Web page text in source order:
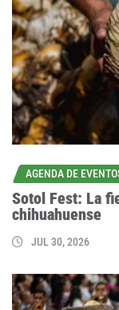
AGENDA DE
Sotol Fest: La
chihuahuense
JUL 30, 2026